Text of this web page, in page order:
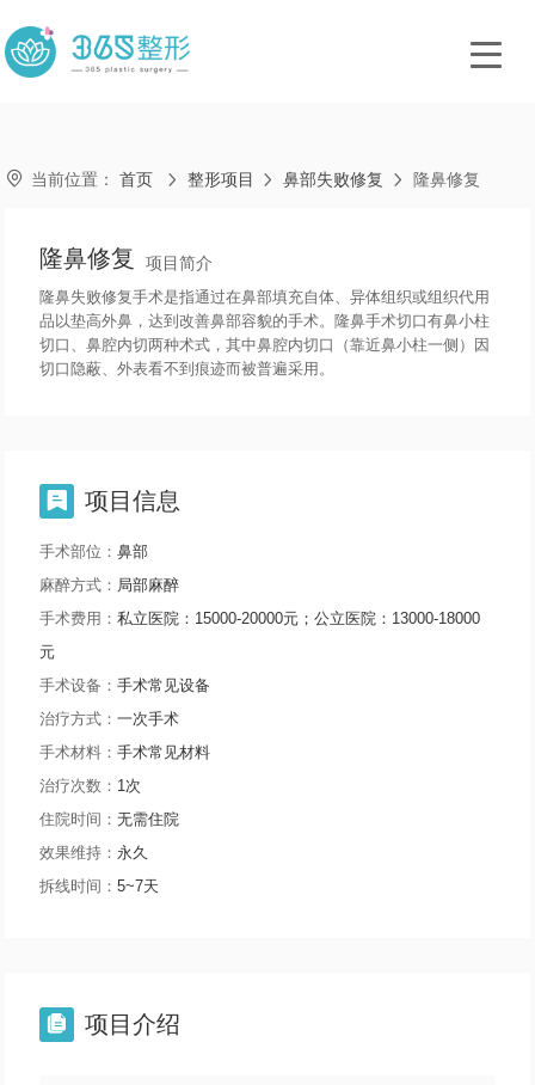
 当前位置： 首页  整形项目  鼻部失败修复  隆鼻修复
隆鼻修复 项目简介
隆鼻失败修复手术是指通过在鼻部填充自体、异体组织或组织代用
品以垫高外鼻，达到改善鼻部容貌的手术。隆鼻手术切口有鼻小柱
切口、鼻腔内切两种术式，其中鼻腔内切口（靠近鼻小柱一侧）因
切口隐蔽、外表看不到痕迹而被普遍采用。
 项目信息
手术部位：鼻部
麻醉方式： 局部麻醉
手术费用：私立医院：15000-20000元；公立医院：13000-18000
元
手术设备：手术常见设备
治疗方式：一次手术
手术材料：手术常见材料
治疗次数： 1次
住院时间：无需住院
效果维持：永久
拆线时间：5~7天
 项目介绍